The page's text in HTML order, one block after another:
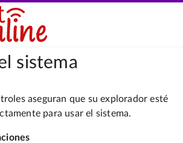
sistema
aseguran que su explorador esté
para usar el sistema.